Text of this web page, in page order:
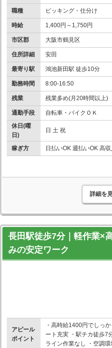
職種 ピッキング・仕分け
時給 1,400円～1,750円
市区郡 大阪市鶴見区
住所詳細 安田
最寄り駅 鴻池新田駅 徒歩10分
勤務時間 8:00-16:50
残業 残業多め(月20時間以上)
通勤手段
自転車・バイクＯＫ
休日(曜
日)
日 土 祝
稼ぎ方 日払いOK 週払いOK 高
詳細を
長田駅徒歩7分｜軽作業×
みの安定ワーク
アピール
ポイント
・高時給1400円でしっ
ート充実 ・駅チカ徒歩7
ライン作業なし ・空調環